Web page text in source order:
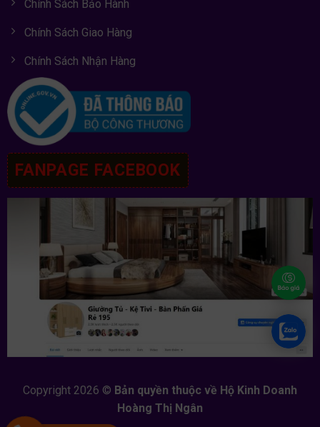
Chính Sách Bảo Hành
Chính Sách Giao Hàng
Chính Sách Nhận Hàng
FANPAGE FACEBOOK
Copyright 2026 © Bản quyền thuộc về Hộ Kinh Doanh
Hoàng Thị Ngân